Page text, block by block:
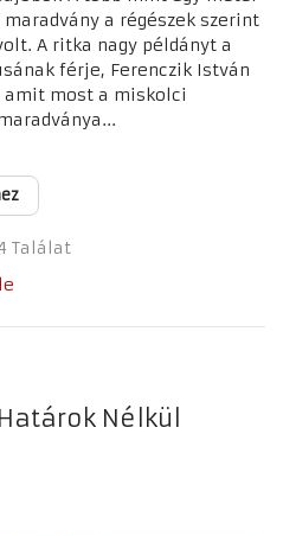
a régészek szerint
A ritka nagy példányt a
férje, Ferenczik István
amit most a miskolci
Találat
Nélkül